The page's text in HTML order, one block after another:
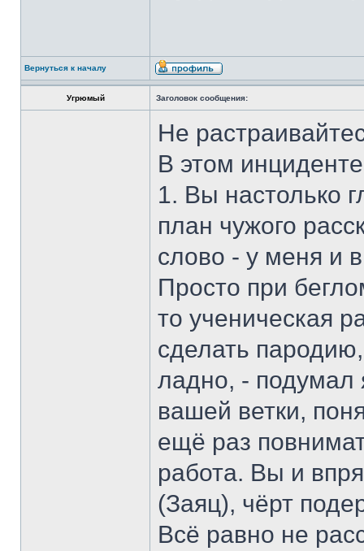
Вернуться к началу
Угрюмый Заголовок сообщения:
Не
В этом
1. Вы настолько
план чужого
слово - у меня и
Просто при
то ученическая
сделать
ладно, - подумал
вашей ветки,
ещё раз
работа. Вы и
(Заяц), чёрт
Всё равно не